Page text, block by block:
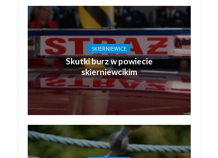
SKIERNIEWICE
Skutki burz w powiecie
skierniewcikim